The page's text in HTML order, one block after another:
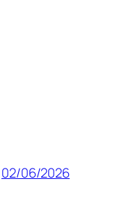
02/06/2026